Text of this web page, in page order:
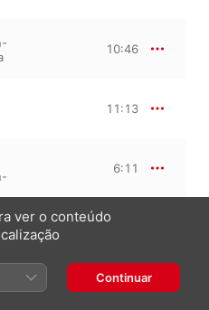
10:46
11:13
6:11
of Platoon Ltd
ver o conteúdo
Continuar